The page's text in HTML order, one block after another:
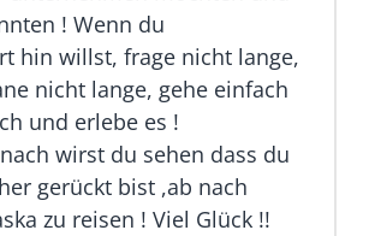
! Wenn du
hin willst, frage nicht lange,
nicht lange, gehe einfach
und erlebe es !
wirst du sehen dass du
gerückt bist ,ab nach
zu reisen ! Viel Glück !!